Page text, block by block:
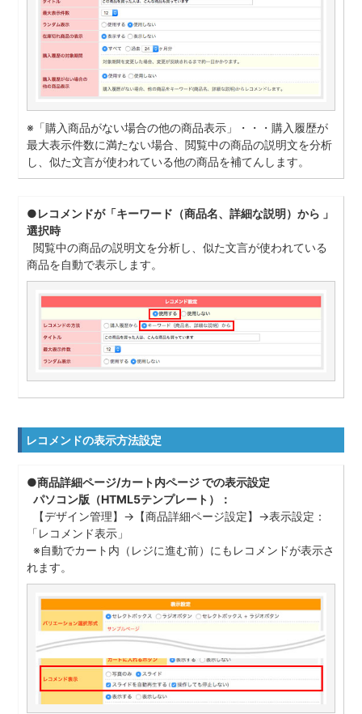
※「購入商品がない場合の他の商品表示」・・・購入履歴が
最大表示件数に満たない場合、閲覧中の商品の説明文を分析
し、似た文言が使われている他の商品を補てんします。
●レコメンドが「キーワード（商品名、詳細な説明）から 」
選択時
閲覧中の商品の説明文を分析し、似た文言が使われている
商品を自動で表示します。
レコメンドの表示方法設定
●商品詳細ページ/カート内ページ での表示設定
パソコン版（HTML5テンプレート）：
【デザイン管理】→【商品詳細ページ設定】→表示設定：
「レコメンド表示」
※自動でカート内（レジに進む前）にもレコメンドが表示さ
れます。